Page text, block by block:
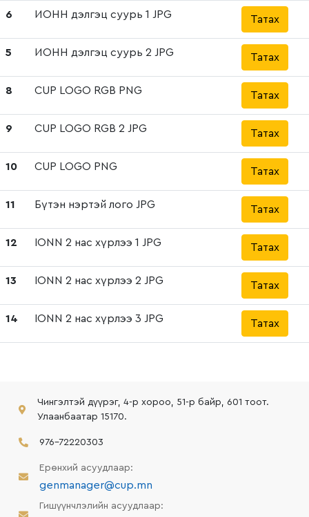
6 ИОНН дэлгэц суурь 1 JPG Татах
5 ИОНН дэлгэц суурь 2 JPG Татах
8 CUP LOGO RGB PNG Татах
9 CUP LOGO RGB 2 JPG Татах
10 CUP LOGO PNG Татах
11 Бүтэн нэртэй лого JPG Татах
12 IONN 2 нас хүрлээ 1 JPG Татах
13 IONN 2 нас хүрлээ 2 JPG Татах
14 IONN 2 нас хүрлээ 3 JPG Татах
Чингэлтэй дүүрэг, 4-р хороо, 51-р байр, 601 тоот.
Улаанбаатар 15170.
976-72220303
Ерөнхий асуудлаар:
genmanager@cup.mn
Гишүүнчлэлийн асуудлаар: